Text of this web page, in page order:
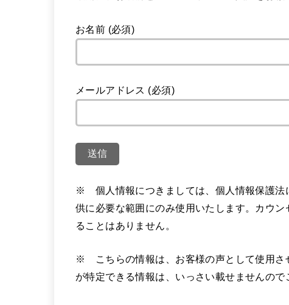
お名前 (必須)
メールアドレス (必須)
※ 個人情報につきましては、個人情報保護法
供に必要な範囲にのみ使用いたします。カウ
ることはありません。
※ こちらの情報は、お客様の声として使用さ
が特定できる情報は、いっさい載せませんので